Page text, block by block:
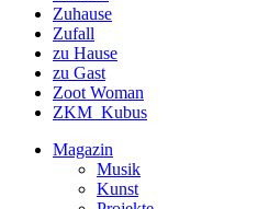
Zuhause
Zufall
zu Hause
zu Gast
Zoot Woman
ZKM_Kubus
Magazin
Musik
Kunst